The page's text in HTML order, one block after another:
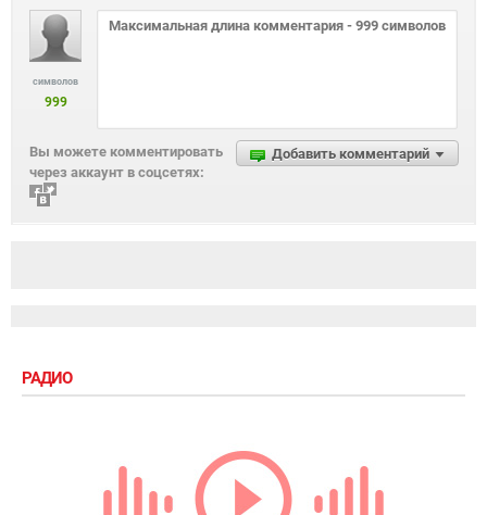
символов
999
Добавить комментарий
Вы можете комментировать
через аккаунт в соцсетях:
РАДИО